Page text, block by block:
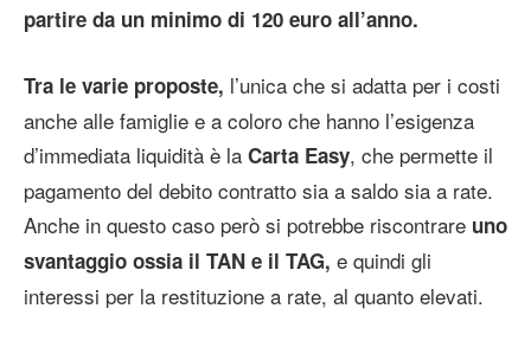
partire da un minimo di 120 euro all’anno.
Tra le varie proposte, l’unica che si adatta per i costi
anche alle famiglie e a coloro che hanno l’esigenza
d’immediata liquidità è la Carta Easy, che permette il
pagamento del debito contratto sia a saldo sia a rate.
Anche in questo caso però si potrebbe riscontrare uno
svantaggio ossia il TAN e il TAG, e quindi gli
interessi per la restituzione a rate, al quanto elevati.